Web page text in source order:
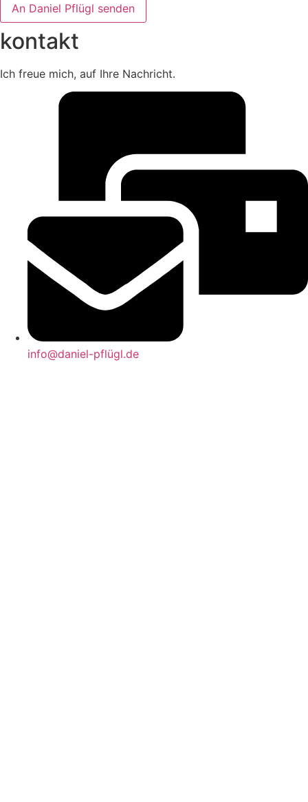
An Daniel Pflügl senden
kontakt
Ich freue mich, auf Ihre Nachricht.
info@daniel-pflügl.de